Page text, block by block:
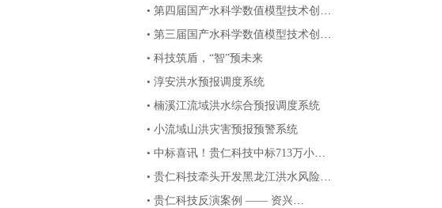
数字孪生水利建设
• 第四届国产水科学数值模型技术创新
与智慧应用研讨会首轮邀请函
• 第三届国产水科学数值模型技术创新
与智慧应用研讨会
• 科技筑盾，“智”预未来
• 淳安洪水预报调度系统
• 楠溪江流域洪水综合预报调度系统
• 小流域山洪灾害预报预警系统
• 中标喜讯！贵仁科技中标713万小流
域山洪“四预”防治项目
• 贵仁科技牵头开发黑龙江洪水风险图
项目，助力水利现代化建设！
• 贵仁科技反演案例 —— 资兴